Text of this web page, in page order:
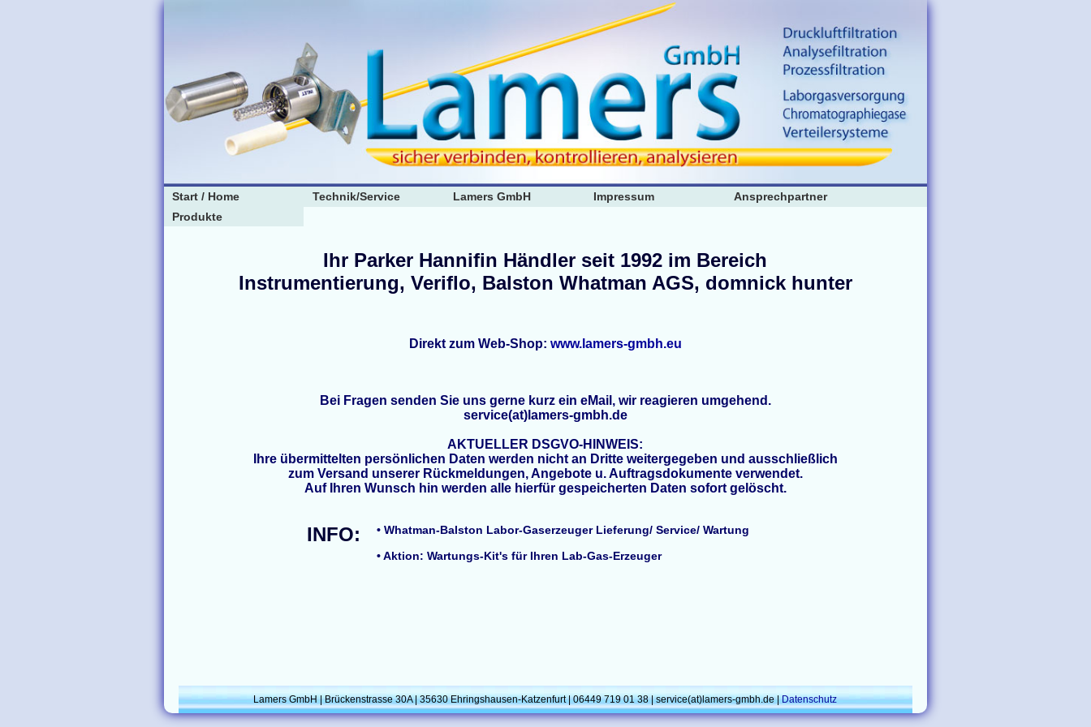
Start / Home Technik/Service Lamers GmbH Impressum
Ansprechpartner
Produkte
Ihr Parker Hannifin Händler seit 1992 im Bereich
Instrumentierung, Veriflo, Balston Whatman AGS, domnick hunter
Direkt zum Web-Shop: www.lamers-gmbh.eu
Bei Fragen senden Sie uns gerne kurz ein eMail, wir reagieren umgehend.
service(at)lamers-gmbh.de
AKTUELLER DSGVO-HINWEIS:
Ihre übermittelten persönlichen Daten werden nicht an Dritte weitergegeben und ausschließlich
zum Versand unserer Rückmeldungen, Angebote u. Auftragsdokumente verwendet.
Auf Ihren Wunsch hin werden alle hierfür gespeicherten Daten sofort gelöscht.
INFO:
• Whatman-Balston Labor-Gaserzeuger Lieferung/ Service/ Wartung
• Aktion: Wartungs-Kit's für Ihren Lab-Gas-Erzeuger
Lamers GmbH | Brückenstrasse 30A | 35630 Ehringshausen-Katzenfurt | 06449 719 01 38 | service(at)lamers-gmbh.de |Datenschutz